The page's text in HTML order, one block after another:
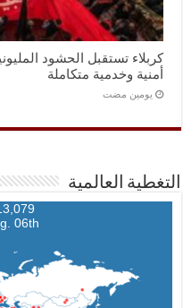
كربلاء تستقبل الحشود
أمنية وخدمية متكاملة
‏يومين مضت
التغطية العالمية
Pageviews
06th